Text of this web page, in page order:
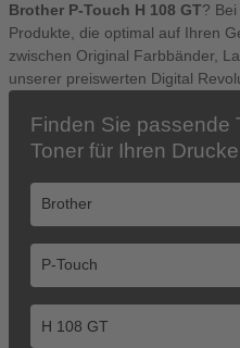
Brother P-Touch H 108 GT?
Produkte, die optimal auf Ihren
zwischen Original Farbbänder,
unserer preiswerten Digital
Finden Sie passende
Toner für Ihren